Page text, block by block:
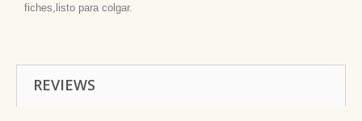
fiches,listo para colgar.
REVIEWS